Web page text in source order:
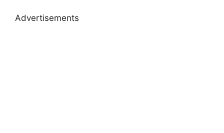
Advertisements